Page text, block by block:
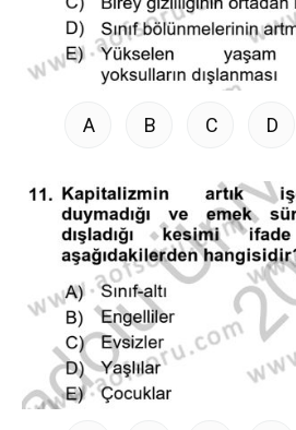
A B C D